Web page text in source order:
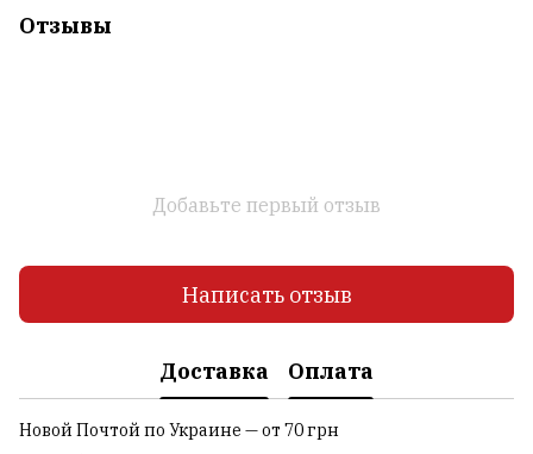
Отзывы
Добавьте первый отзыв
Написать отзыв
Доставка Оплата
Новой Почтой по Украине — от 70 грн